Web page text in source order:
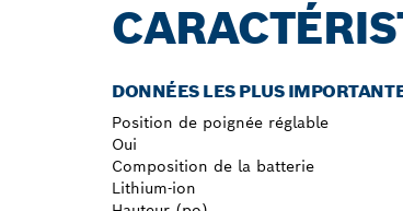
DONNÉES LES PLUS
Position de poignée réglable
Oui
Composition de la batterie
Lithium-ion